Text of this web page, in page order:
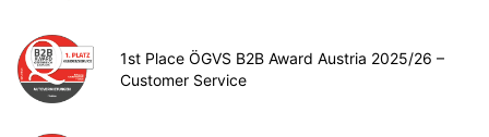
1st Place ÖGVS B2B Award Austria 2025/26 –
Customer Service